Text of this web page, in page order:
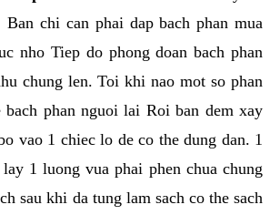
chi can phai dap bach phan mua
nho Tiep do phong doan bach phan
chung len. Toi khi nao mot so phan
phan nguoi lai Roi ban dem xay
vao 1 chiec lo de co the dung dan. 1
1 luong vua phai phen chua chung
sau khi da tung lam sach co the sach